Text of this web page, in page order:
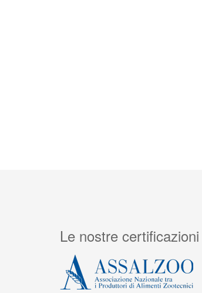
Le nostre certificazioni